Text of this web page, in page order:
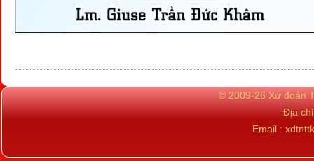
© 2009-26 Xứ đoàn
Địa
Email :